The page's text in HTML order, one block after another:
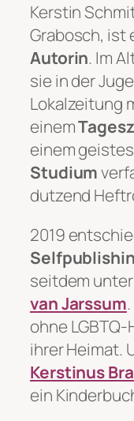
Kerstin
Grabosch, ist
Autorin. Im
sie in der
Lokalzeitung
einem
einem
Studium
dutzend
2019
seitdem
van Jarssum
ohne
ihrer Heimat.
Kerstinus
ein